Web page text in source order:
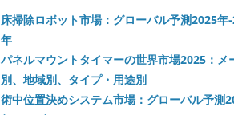
床掃除ロボット市場：グローバル予測2025年
年
パネルマウントタイマーの世界市場2025：メ
別、地域別、タイプ・用途別
術中位置決めシステム市場：グローバル予測